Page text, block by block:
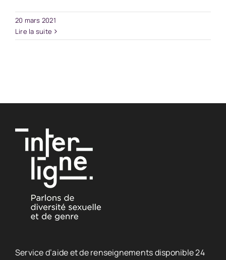
20 mars 2021
Lire la suite
Service d’aide et de renseignements disponible 24